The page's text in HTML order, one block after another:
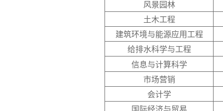
风景园林
土木工程
建筑环境与能源应用工程
给排水科学与工程
信息与计算科学
市场营销
会计学
国际经济与贸易